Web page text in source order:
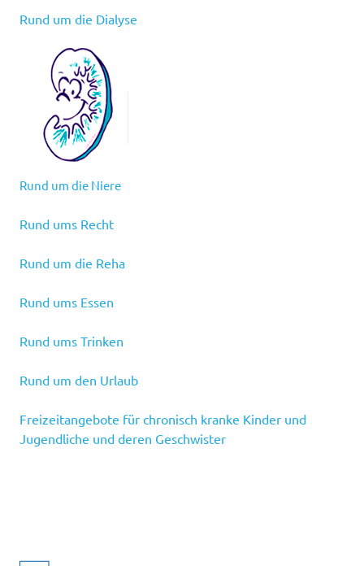
Rund um die Dialyse
Rund um die Niere
Rund ums Recht
Rund um die Reha
Rund ums Essen
Rund ums Trinken
Rund um den Urlaub
Freizeitangebote für chronisch kranke Kinder und
Jugendliche und deren Geschwister